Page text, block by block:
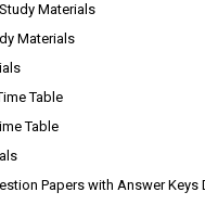
Materials
Materials
Table
Table
Papers with Answer Keys